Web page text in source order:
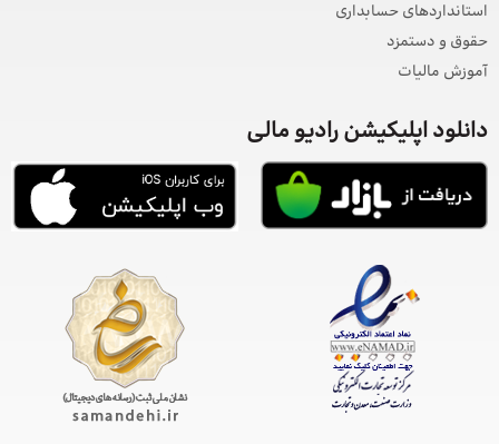
استانداردهای حسابداری
حقوق و دستمزد
آموزش مالیات
دانلود اپلیکیشن رادیو مالی